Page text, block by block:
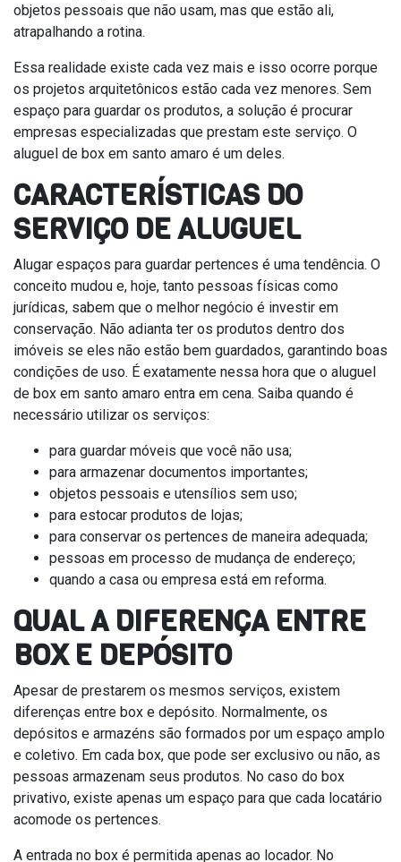
objetos pessoais que não usam, mas que estão ali,
atrapalhando a rotina.
Essa realidade existe cada vez mais e isso ocorre porque
os projetos arquitetônicos estão cada vez menores. Sem
espaço para guardar os produtos, a solução é procurar
empresas especializadas que prestam este serviço. O
aluguel de box em santo amaro é um deles.
CARACTERÍSTICAS DO
SERVIÇO DE ALUGUEL
Alugar espaços para guardar pertences é uma tendência. O
conceito mudou e, hoje, tanto pessoas físicas como
jurídicas, sabem que o melhor negócio é investir em
conservação. Não adianta ter os produtos dentro dos
imóveis se eles não estão bem guardados, garantindo boas
condições de uso. É exatamente nessa hora que o aluguel
de box em santo amaro entra em cena. Saiba quando é
necessário utilizar os serviços:
para guardar móveis que você não usa;
para armazenar documentos importantes;
objetos pessoais e utensílios sem uso;
para estocar produtos de lojas;
para conservar os pertences de maneira adequada;
pessoas em processo de mudança de endereço;
quando a casa ou empresa está em reforma.
QUAL A DIFERENÇA ENTRE
BOX E DEPÓSITO
Apesar de prestarem os mesmos serviços, existem
diferenças entre box e depósito. Normalmente, os
depósitos e armazéns são formados por um espaço amplo
e coletivo. Em cada box, que pode ser exclusivo ou não, as
pessoas armazenam seus produtos. No caso do box
privativo, existe apenas um espaço para que cada locatário
acomode os pertences.
A entrada no box é permitida apenas ao locador. No